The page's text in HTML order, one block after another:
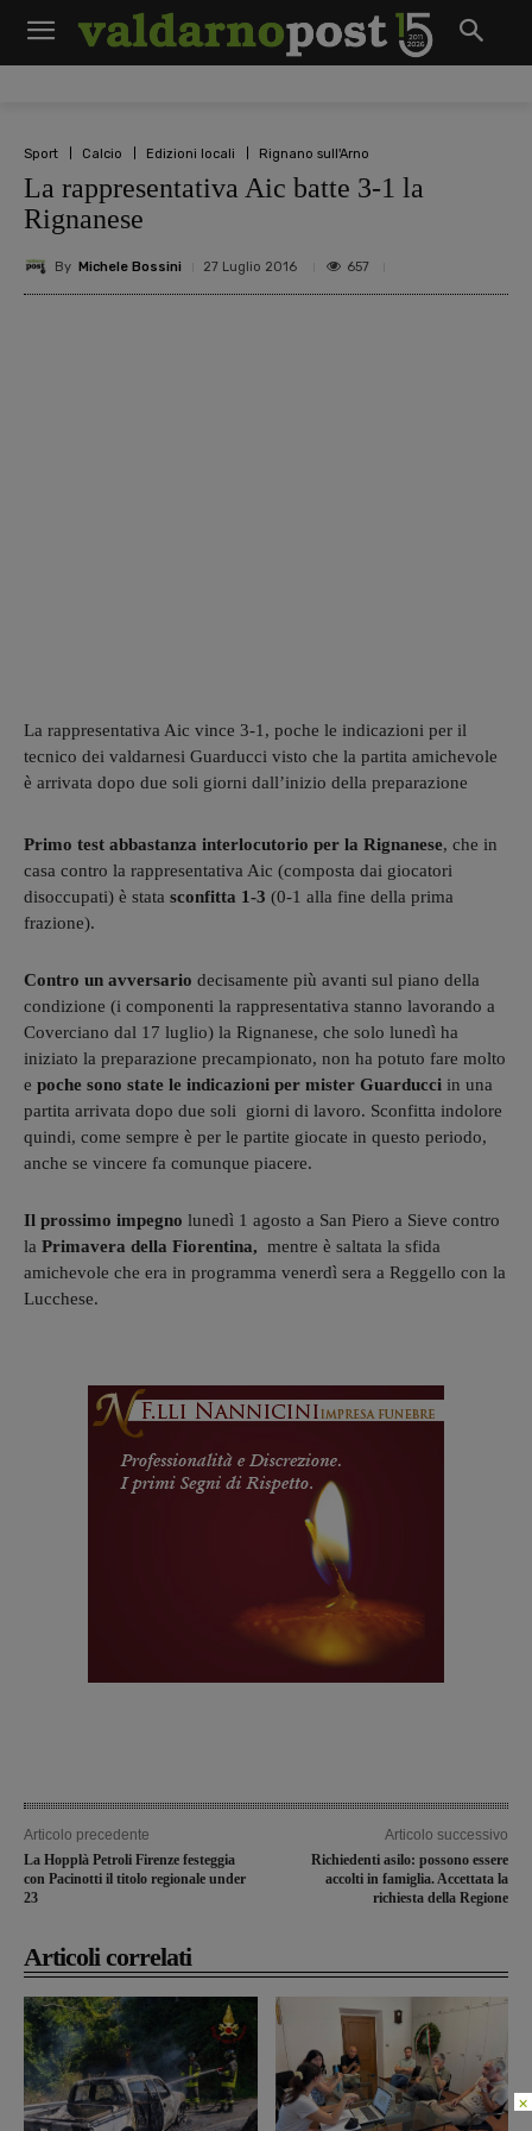
Sport Calcio Edizioni locali Rignano sull'Arno
La rappresentativa Aic batte 3-1 la
Rignanese
By Michele Bossini 27 Luglio 2016 657
La rappresentativa Aic vince 3-1, poche le indicazioni per il
tecnico dei valdarnesi Guarducci visto che la partita amichevole
è arrivata dopo due soli giorni dall’inizio della preparazione
Primo test abbastanza interlocutorio per la Rignanese, che in
casa contro la rappresentativa Aic (composta dai giocatori
disoccupati) è stata sconfitta 1-3 (0-1 alla fine della prima
frazione).
Contro un avversario decisamente più avanti sul piano della
condizione (i componenti la rappresentativa stanno lavorando a
Coverciano dal 17 luglio) la Rignanese, che solo lunedì ha
iniziato la preparazione precampionato, non ha potuto fare molto
e poche sono state le indicazioni per mister Guarducci in una
partita arrivata dopo due soli giorni di lavoro. Sconfitta indolore
quindi, come sempre è per le partite giocate in questo periodo,
anche se vincere fa comunque piacere.
Il prossimo impegno lunedì 1 agosto a San Piero a Sieve contro
la Primavera della Fiorentina, mentre è saltata la sfida
amichevole che era in programma venerdì sera a Reggello con la
Lucchese.
Articolo precedente
La Hopplà Petroli Firenze festeggia
con Pacinotti il titolo regionale under
23
Articolo successivo
Richiedenti asilo: possono essere
accolti in famiglia. Accettata la
richiesta della Regione
Articoli correlati
×